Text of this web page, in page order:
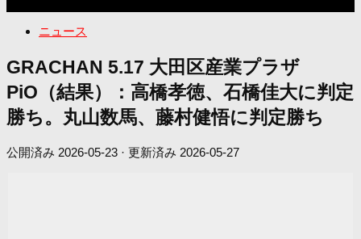
ニュース
GRACHAN 5.17 大田区産業プラザ
PiO（結果）：高橋孝徳、石橋佳大に判定
勝ち。丸山数馬、藤村健悟に判定勝ち
公開済み 2026-05-23 · 更新済み 2026-05-27